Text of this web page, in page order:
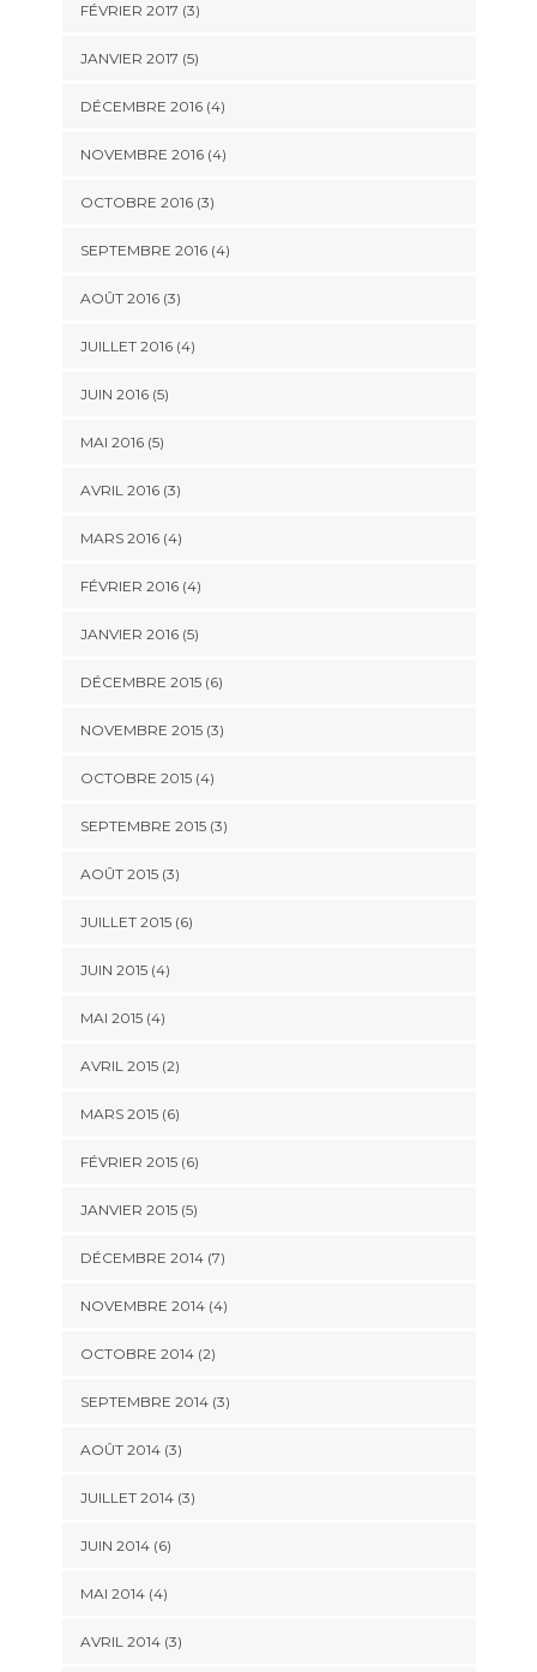
FÉVRIER 2017 (3)
JANVIER 2017 (5)
DÉCEMBRE 2016(4)
NOVEMBRE 2016(4)
OCTOBRE 2016(3)
SEPTEMBRE 2016(4)
AOÛT 2016(3)
JUILLET 2016(4)
JUIN 2016(5)
MAI 2016(5)
AVRIL 2016(3)
MARS 2016(4)
FÉVRIER 2016(4)
JANVIER 2016(5)
DÉCEMBRE 2015(6)
NOVEMBRE 2015(3)
OCTOBRE 2015(4)
SEPTEMBRE 2015(3)
AOÛT 2015(3)
JUILLET 2015(6)
JUIN 2015(4)
MAI 2015(4)
AVRIL 2015(2)
MARS 2015(6)
FÉVRIER 2015(6)
JANVIER 2015(5)
DÉCEMBRE 2014(7)
NOVEMBRE 2014(4)
OCTOBRE 2014(2)
SEPTEMBRE 2014(3)
AOÛT 2014(3)
JUILLET 2014(3)
JUIN 2014(6)
MAI 2014(4)
AVRIL 2014(3)